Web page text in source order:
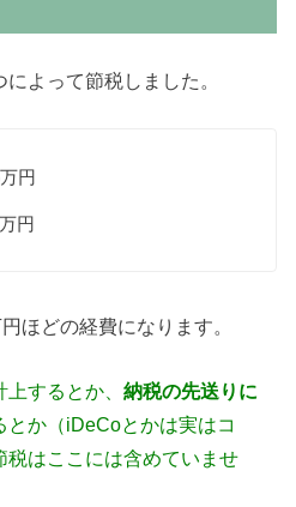
よって節税しました。
円
円
ほどの経費になります。
上するとか、納税の先送りに
とか（iDeCoとかは実はコ
税はここには含めていませ